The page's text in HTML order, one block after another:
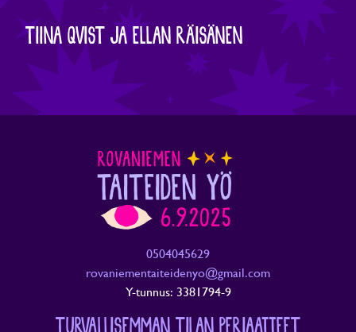
TIINA QVIST JA ELLAN RÄISÄNEN
0504045629
rovaniementaiteidenyo@gmail.com
Y-tunnus: 3381794-9